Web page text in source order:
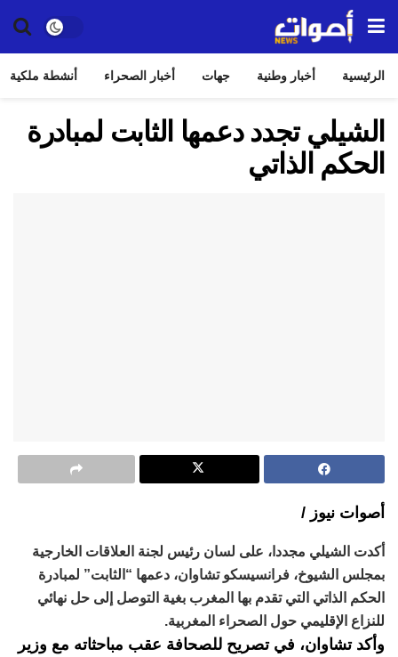
الرئيسية أخبار وطنية جهات أخبار الصحراء أنشطة ملكية
الشيلي تجدد دعمها الثابت لمبادرة
الحكم الذاتي
أصوات نيوز /
أكدت الشيلي مجددا، على لسان رئيس لجنة العلاقات الخارجية
بمجلس الشيوخ، فرانسيسكو تشاوان، دعمها “الثابت” لمبادرة
الحكم الذاتي التي تقدم بها المغرب بغية التوصل إلى حل نهائي
للنزاع الإقليمي حول الصحراء المغربية.
وأكد تشاوان، في تصريح للصحافة عقب مباحثاته مع وزير